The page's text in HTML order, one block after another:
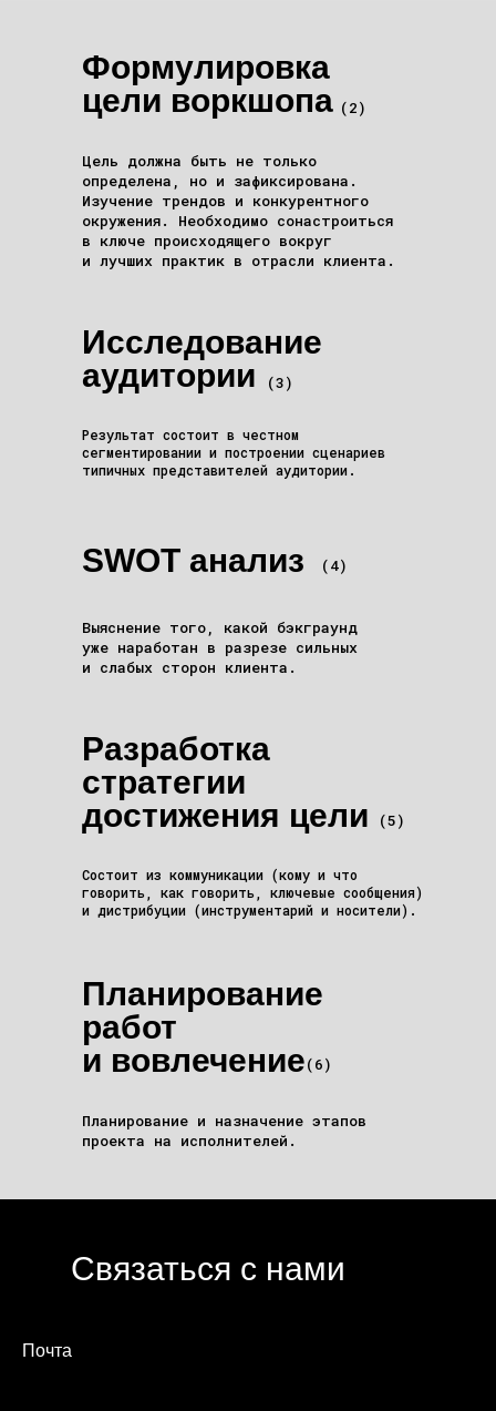
Формулировка
цели воркшопа
Цель должна быть не только
определена, но и зафиксирована.
Изучение трендов и конкурентного
окружения. Необходимо сонастроиться
в ключе происходящего вокруг
и лучших практик в отрасли клиента.
Исследование
аудитории
Результат состоит в честном
сегментировании и построении сценариев
типичных представителей аудитории.
SWOT анализ
Выяснение того, какой бэкграунд
уже наработан в разрезе сильных
и слабых сторон клиента.
Разработка
стратегии
достижения цели
Планирование и назначение этапов
проекта на исполнителей.
Состоит из коммуникации (кому и что
говорить, как говорить, ключевые сообщения)
и дистрибуции (инструментарий и носители).
Планирование
работ
и вовлечение(6)
(5)
(4)
(3)
(2)
Связаться с нами
Почта